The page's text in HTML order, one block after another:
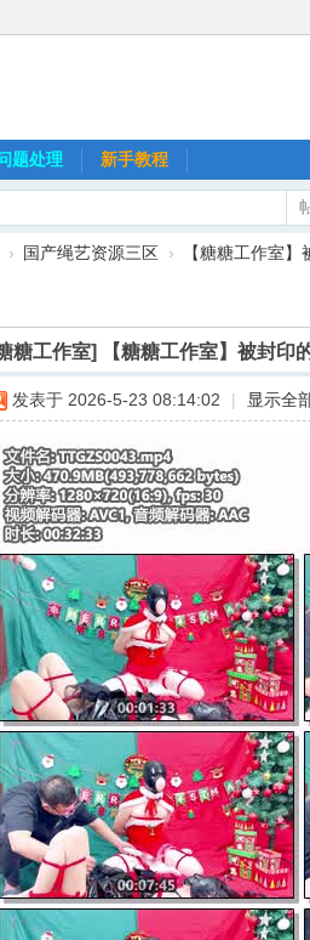
题处理 新手教程
› 国产绳艺资源三区 › 【糖糖工作室
糖工作室] 【糖糖工作室】被封印
发表于 2026-5-23 08:14:02 显示全